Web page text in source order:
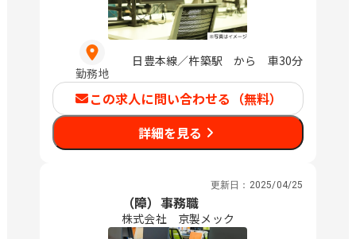
勤務地
日豊本線／杵築駅 から 車30分
この求人に問い合わせる（無料）
詳細を見る
更新日： 2025/04/25
（障）事務職
株式会社 京製メック